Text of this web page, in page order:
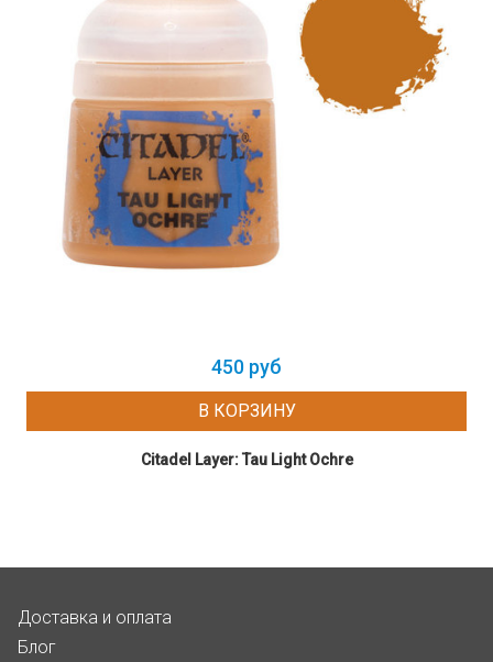
450 руб
В КОРЗИНУ
Citadel Layer: Tau Light Ochre
Доставка и оплата
Блог